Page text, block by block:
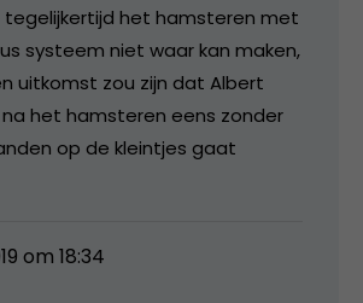
tegelijkertijd het hamsteren met
systeem niet waar kan maken,
uitkomst zou zijn dat Albert
na het hamsteren eens zonder
op de kleintjes gaat
om 18:34